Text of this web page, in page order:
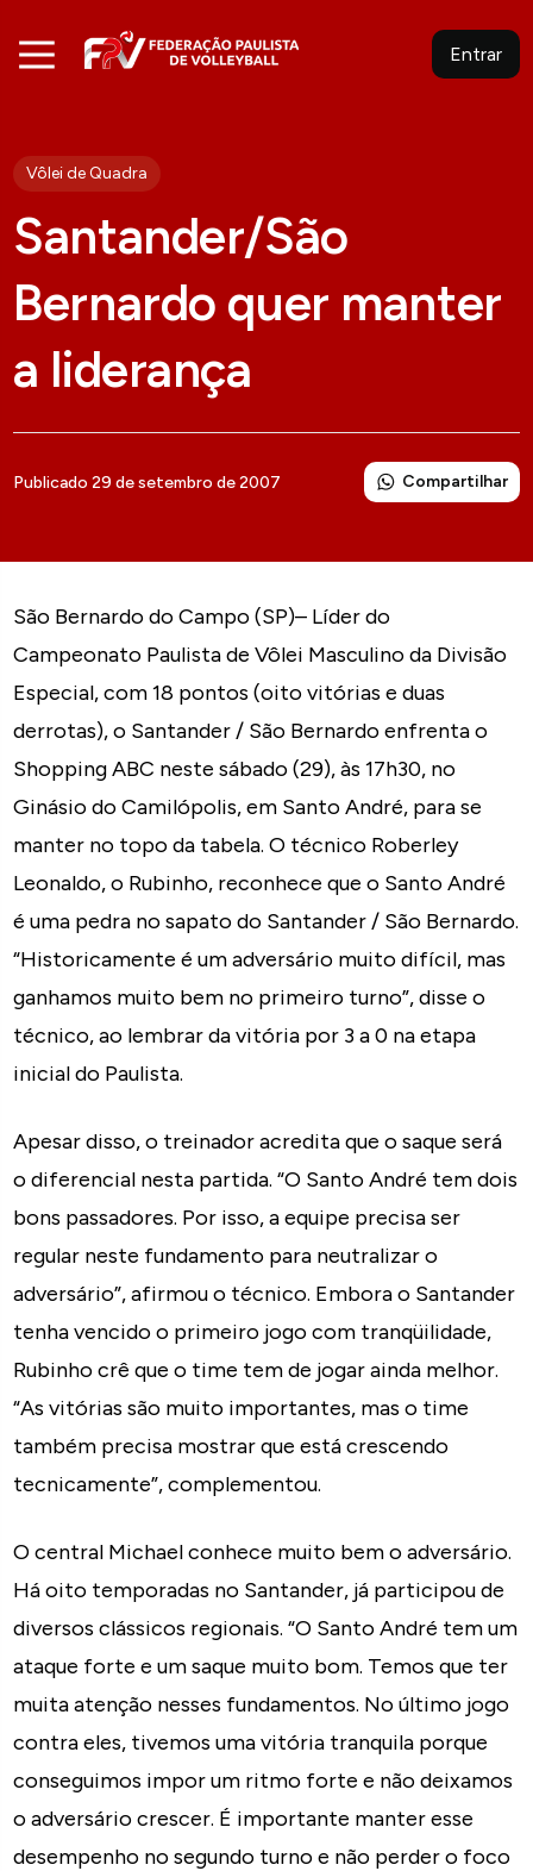
Entrar
Vôlei de Quadra
Santander/São
Bernardo quer manter
a liderança
Publicado 29 de setembro de 2007 Compartilhar
São Bernardo do Campo (SP)– Líder do
Campeonato Paulista de Vôlei Masculino da Divisão
Especial, com 18 pontos (oito vitórias e duas
derrotas), o Santander / São Bernardo enfrenta o
Shopping ABC neste sábado (29), às 17h30, no
Ginásio do Camilópolis, em Santo André, para se
manter no topo da tabela. O técnico Roberley
Leonaldo, o Rubinho, reconhece que o Santo André
é uma pedra no sapato do Santander / São Bernardo.
“Historicamente é um adversário muito difícil, mas
ganhamos muito bem no primeiro turno”, disse o
técnico, ao lembrar da vitória por 3 a 0 na etapa
inicial do Paulista.
Apesar disso, o treinador acredita que o saque será
o diferencial nesta partida. “O Santo André tem dois
bons passadores. Por isso, a equipe precisa ser
regular neste fundamento para neutralizar o
adversário”, afirmou o técnico. Embora o Santander
tenha vencido o primeiro jogo com tranqüilidade,
Rubinho crê que o time tem de jogar ainda melhor.
“As vitórias são muito importantes, mas o time
também precisa mostrar que está crescendo
tecnicamente”, complementou.
O central Michael conhece muito bem o adversário.
Há oito temporadas no Santander, já participou de
diversos clássicos regionais. “O Santo André tem um
ataque forte e um saque muito bom. Temos que ter
muita atenção nesses fundamentos. No último jogo
contra eles, tivemos uma vitória tranquila porque
conseguimos impor um ritmo forte e não deixamos
o adversário crescer. É importante manter esse
desempenho no segundo turno e não perder o foco